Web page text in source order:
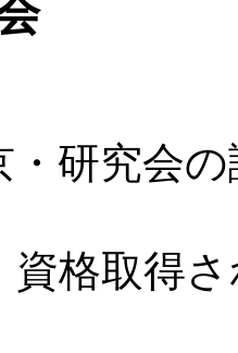
・研究会
資格取得